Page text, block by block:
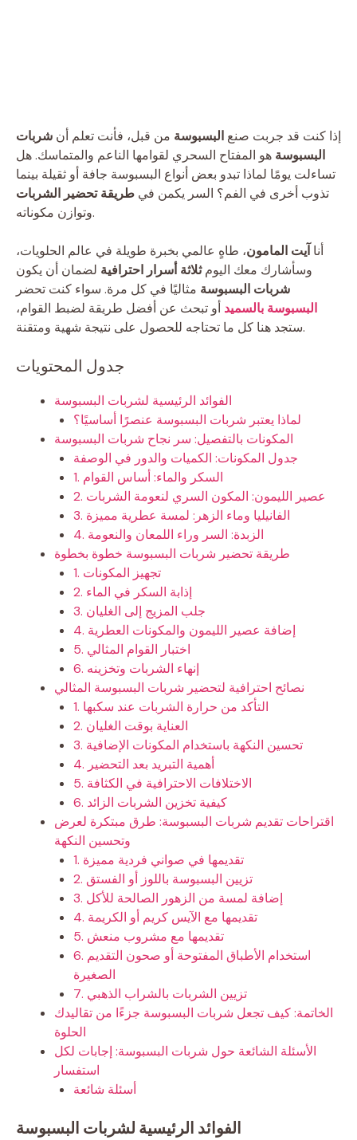
إذا كنت قد جربت صنع البسبوسة من قبل، فأنت تعلم أن شربات
البسبوسة هو المفتاح السحري لقوامها الناعم والمتماسك. هل
تساءلت يومًا لماذا تبدو بعض أنواع البسبوسة جافة أو ثقيلة بينما
تذوب أخرى في الفم؟ السر يكمن في طريقة تحضير الشربات
وتوازن مكوناته.
أنا آيت المامون، طاهٍ عالمي بخبرة طويلة في عالم الحلويات،
وسأشارك معك اليومثلاثة أسرار احترافية لضمان أن يكون
شربات البسبوسة مثاليًا في كل مرة. سواء كنت تحضر
البسبوسة بالسميد أو تبحث عن أفضل طريقة لضبط القوام،
ستجد هنا كل ما تحتاجه للحصول على نتيجة شهية ومتقنة.
جدول المحتويات
الفوائد الرئيسية لشربات البسبوسة
لماذا يعتبر شربات البسبوسة عنصرًا أساسيًا؟
المكونات بالتفصيل: سر نجاح شربات البسبوسة
جدول المكونات: الكميات والدور في الوصفة
1. السكر والماء: أساس القوام
2. عصير الليمون: المكون السري لنعومة الشربات
3. الفانيليا وماء الزهر: لمسة عطرية مميزة
4. الزبدة: السر وراء اللمعان والنعومة
طريقة تحضير شربات البسبوسة خطوة بخطوة
1. تجهيز المكونات
2. إذابة السكر في الماء
3. جلب المزيج إلى الغليان
4. إضافة عصير الليمون والمكونات العطرية
5. اختبار القوام المثالي
6. إنهاء الشربات وتخزينه
نصائح احترافية لتحضير شربات البسبوسة المثالي
1. التأكد من حرارة الشربات عند سكبها
2. العناية بوقت الغليان
3. تحسين النكهة باستخدام المكونات الإضافية
4. أهمية التبريد بعد التحضير
5. الاختلافات الاحترافية في الكثافة
6. كيفية تخزين الشربات الزائد
اقتراحات تقديم شربات البسبوسة: طرق مبتكرة لعرض
وتحسين النكهة
1. تقديمها في صواني فردية مميزة
2. تزيين البسبوسة باللوز أو الفستق
3. إضافة لمسة من الزهور الصالحة للأكل
4. تقديمها مع الآيس كريم أو الكريمة
5. تقديمها مع مشروب منعش
6. استخدام الأطباق المفتوحة أو صحون التقديم
الصغيرة
7. تزيين الشربات بالشراب الذهبي
الخاتمة: كيف تجعل شربات البسبوسة جزءًا من تقاليدك
الحلوة
الأسئلة الشائعة حول شربات البسبوسة: إجابات لكل
استفسار
أسئلة شائعة
الفوائد الرئيسية لشربات البسبوسة